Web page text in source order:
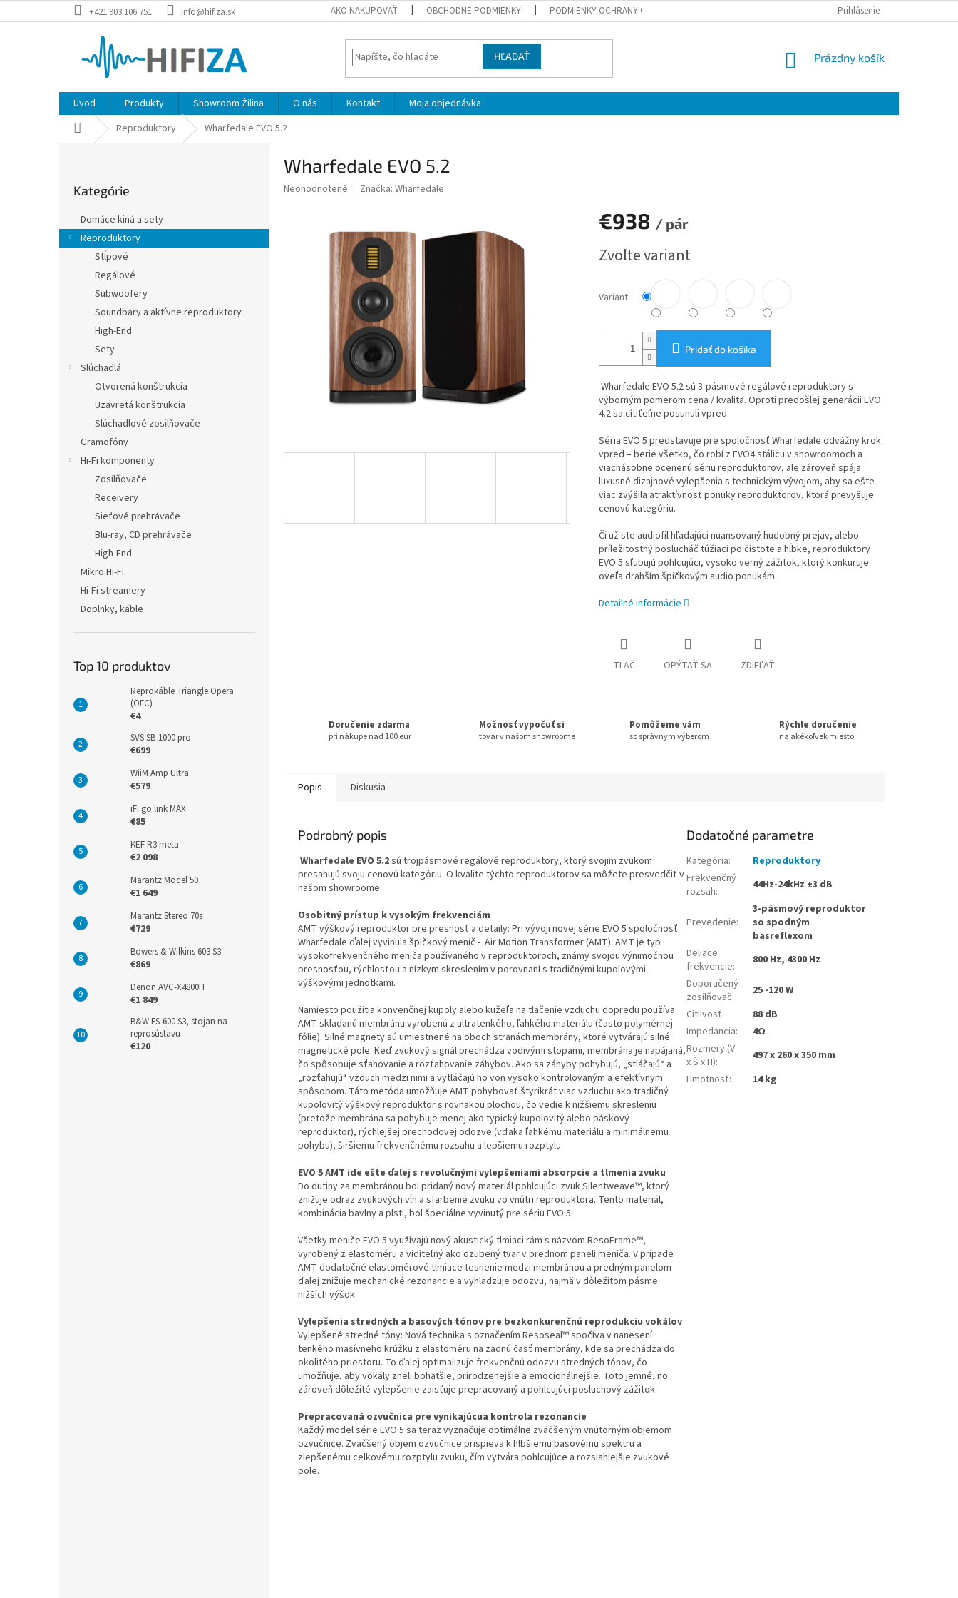
na
+421 903 106 751 info@hifiza.sk AKO NAKUPOVAŤ OBCHODNÉ PODMIENKY PODMIENKY OCHRANY OSOBNÝCH ÚDAJOV Prihlásenie
HĽADAŤ
NÁKUPNÝ
Prázdny košík
Úvod Produkty Showroom Žilina O nás Kontakt
Moja objednávka
DomovReproduktory Wharfedale EVO 5.2
p
a
kategórie
Kategórie
Domáce kiná a sety
Reproduktory
Stĺpové
Regálové
Subwoofery
Soundbary a aktívne reproduktory
High-End
Sety
Slúchadlá
Otvorená konštrukcia
Uzavretá konštrukcia
Slúchadlové zosilňovače
Gramofóny
Hi-Fi komponenty
Zosilňovače
Receivery
Sieťové prehrávače
Blu-ray, CD prehrávače
High-End
Mikro Hi-Fi
Hi-Fi streamery
Doplnky, káble
Top 10 produktov
Reprokáble Triangle Opera
(OFC)
€4
SVS SB-1000 pro
€699
WiiM Amp Ultra
€579
iFi go link MAX
€85
KEF R3 meta
€2 098
Marantz Model 50
€1 649
Marantz Stereo 70s
€729
Bowers & Wilkins 603 S3
€869
Denon AVC-X4800H
€1 849
B&W FS-600 S3, stojan na
reprosústavu
€120
Wharfedale EVO 5.2
Priemerné
Neohodnotené Značka: Wharfedale
€938 / pár
cena:
Zvoľte variant
Variant
Pridať do košíka
Wharfedale EVO 5.2 sú 3-pásmové regálové reproduktory s
výborným pomerom cena / kvalita. Oproti predošlej generácii EVO
4.2 sa cítiťeľne posunuli vpred.
Séria EVO 5 predstavuje pre spoločnosť Wharfedale odvážny krok
vpred – berie všetko, čo robí z EVO4 stálicu v showroomoch a
viacnásobne ocenenú sériu reproduktorov, ale zároveň spája
luxusné dizajnové vylepšenia s technickým vývojom, aby sa ešte
viac zvýšila atraktívnosť ponuky reproduktorov, ktorá prevyšuje
cenovú kategóriu.
Či už ste audiofil hľadajúci nuansovaný hudobný prejav, alebo
príležitostný poslucháč túžiaci po čistote a hĺbke, reproduktory
EVO 5 sľubujú pohlcujúci, vysoko verný zážitok, ktorý konkuruje
oveľa drahším špičkovým audio ponukám.
Detailné informácie
TLAČ OPÝTAŤ SA ZDIEĽAŤ
Doručenie zdarma
pri nákupe nad 100 eur
Možnosť vypočuť si
tovar v našom showroome
Pomôžeme vám
so správnym výberom
Rýchle doručenie
na akékoľvek miesto
Popis Diskusia
Podrobný popis
Wharfedale EVO 5.2sú trojpásmové regálové reproduktory, ktorý svojim zvukom
presahujú svoju cenovú kategóriu. O kvalite týchto reproduktorov sa môžete presvedčiť v
našom showroome.
Osobitný prístup k vysokým frekvenciám
AMT výškový reproduktor pre presnosť a detaily: Pri vývoji novej série EVO 5 spoločnosť
Wharfedale ďalej vyvinula špičkový menič - Air Motion Transformer (AMT). AMT je typ
vysokofrekvenčného meniča používaného v reproduktoroch, známy svojou výnimočnou
presnosťou, rýchlosťou a nízkym skreslením v porovnaní s tradičnými kupolovými
výškovými jednotkami.
Namiesto použitia konvenčnej kupoly alebo kužeľa na tlačenie vzduchu dopredu používa
AMT skladanú membránu vyrobenú z ultratenkého, ľahkého materiálu (často polymérnej
fólie). Silné magnety sú umiestnené na oboch stranách membrány, ktoré vytvárajú silné
magnetické pole. Keď zvukový signál prechádza vodivými stopami, membrána je napájaná,
čo spôsobuje sťahovanie a rozťahovanie záhybov. Ako sa záhyby pohybujú, „stláčajú“ a
„rozťahujú“ vzduch medzi nimi a vytláčajú ho von vysoko kontrolovaným a efektívnym
spôsobom. Táto metóda umožňuje AMT pohybovať štyrikrát viac vzduchu ako tradičný
kupolovitý výškový reproduktor s rovnakou plochou, čo vedie k nižšiemu skresleniu
(pretože membrána sa pohybuje menej ako typický kupolovitý alebo páskový
reproduktor), rýchlejšej prechodovej odozve (vďaka ľahkému materiálu a minimálnemu
pohybu), širšiemu frekvenčnému rozsahu a lepšiemu rozptylu.
EVO 5 AMT ide ešte ďalej s revolučnými vylepšeniami absorpcie a tlmenia zvuku
Do dutiny za membránou bol pridaný nový materiál pohlcujúci zvuk Silentweave™, ktorý
znižuje odraz zvukových vĺn a sfarbenie zvuku vo vnútri reproduktora. Tento materiál,
kombinácia bavlny a plsti, bol špeciálne vyvinutý pre sériu EVO 5.
Všetky meniče EVO 5 využívajú nový akustický tlmiaci rám s názvom ResoFrame™,
vyrobený z elastoméru a viditeľný ako ozubený tvar v prednom paneli meniča. V prípade
AMT dodatočné elastomérové ​​tlmiace tesnenie medzi membránou a predným panelom
ďalej znižuje mechanické rezonancie a vyhladzuje odozvu, najmä v dôležitom pásme
nižších výšok.
Vylepšenia stredných a basových tónov pre bezkonkurenčnú reprodukciu vokálov
Vylepšené stredné tóny: Nová technika s označením Resoseal™ spočíva v nanesení
tenkého masívneho krúžku z elastoméru na zadnú časť membrány, kde sa prechádza do
okolitého priestoru. To ďalej optimalizuje frekvenčnú odozvu stredných tónov, čo
umožňuje, aby vokály zneli bohatšie, prirodzenejšie a emocionálnejšie. Toto jemné, no
zároveň dôležité vylepšenie zaisťuje prepracovaný a pohlcujúci posluchový zážitok.
Prepracovaná ozvučnica pre vynikajúcua kontrola rezonancie
Každý model série EVO 5 sa teraz vyznačuje optimálne zväčšeným vnútorným objemom
ozvučnice. Zväčšený objem ozvučnice prispieva k hlbšiemu basovému spektru a
zlepšenému celkovému rozptylu zvuku, čím vytvára pohlcujúce a rozsiahlejšie zvukové
pole.
Dodatočné parametre
Kategória:
Reproduktory
Frekvenčný
rozsah: 44Hz-24kHz ±3 dB
Prevedenie:
3-pásmový reproduktor
so spodným
basreflexom
Deliace
frekvencie:
800 Hz, 4300 Hz
Doporučený
zosilňovač:
25 -120 W
Citlivosť:
88 dB
Impedancia:
4Ω
Rozmery (V
x Š x H):
497 x 260 x 350 mm
Hmotnosť: 14 kg